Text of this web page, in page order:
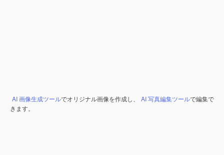
AI 画像生成ツールでオリジナル画像を作成し、 AI 写真編集ツールで編集で
きます。